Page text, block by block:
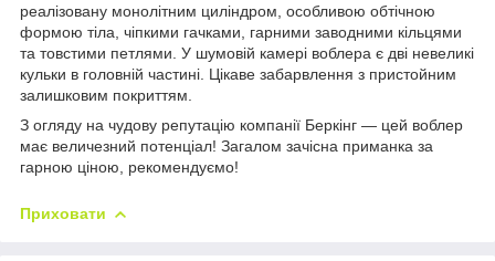
реалізовану монолітним циліндром, особливою обтічною
формою тіла, чіпкими гачками, гарними заводними кільцями
та товстими петлями. У шумовій камері воблера є дві невеликі
кульки в головній частині. Цікаве забарвлення з пристойним
залишковим покриттям.
З огляду на чудову репутацію компанії Беркінг — цей воблер
має величезний потенціал! Загалом зачісна приманка за
гарною ціною, рекомендуємо!
Приховати